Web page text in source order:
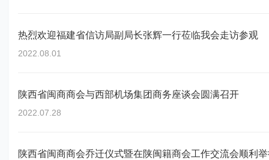
热烈欢迎福建省信访局副局长张辉一行莅临我会走访参观
2022.08.01
陕西省闽商商会与西部机场集团商务座谈会圆满召开
2022.07.28
陕西省闽商商会乔迁仪式暨在陕闽籍商会工作交流会顺利